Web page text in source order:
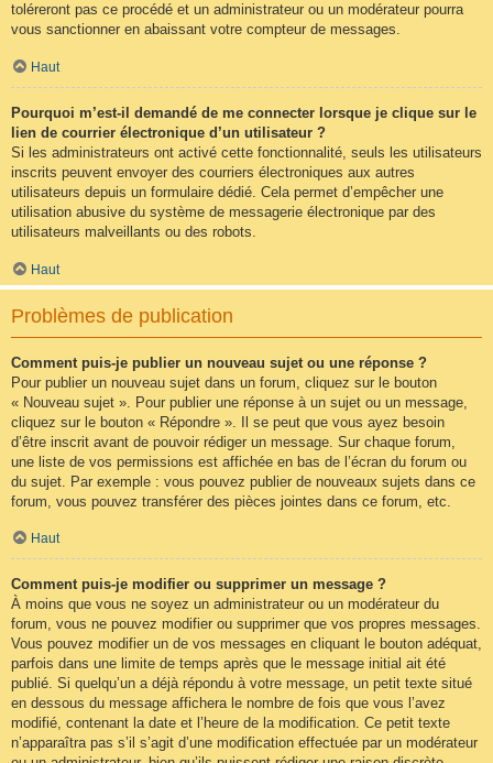
toléreront pas ce procédé et un administrateur ou un modérateur pourra
vous sanctionner en abaissant votre compteur de messages.
Haut
Pourquoi m’est-il demandé de me connecter lorsque je clique sur le
lien de courrier électronique d’un utilisateur ?
Si les administrateurs ont activé cette fonctionnalité, seuls les utilisateurs
inscrits peuvent envoyer des courriers électroniques aux autres
utilisateurs depuis un formulaire dédié. Cela permet d’empêcher une
utilisation abusive du système de messagerie électronique par des
utilisateurs malveillants ou des robots.
Haut
Problèmes de publication
Comment puis-je publier un nouveau sujet ou une réponse ?
Pour publier un nouveau sujet dans un forum, cliquez sur le bouton
« Nouveau sujet ». Pour publier une réponse à un sujet ou un message,
cliquez sur le bouton « Répondre ». Il se peut que vous ayez besoin
d’être inscrit avant de pouvoir rédiger un message. Sur chaque forum,
une liste de vos permissions est affichée en bas de l’écran du forum ou
du sujet. Par exemple : vous pouvez publier de nouveaux sujets dans ce
forum, vous pouvez transférer des pièces jointes dans ce forum, etc.
Haut
Comment puis-je modifier ou supprimer un message ?
À moins que vous ne soyez un administrateur ou un modérateur du
forum, vous ne pouvez modifier ou supprimer que vos propres messages.
Vous pouvez modifier un de vos messages en cliquant le bouton adéquat,
parfois dans une limite de temps après que le message initial ait été
publié. Si quelqu’un a déjà répondu à votre message, un petit texte situé
en dessous du message affichera le nombre de fois que vous l’avez
modifié, contenant la date et l’heure de la modification. Ce petit texte
n’apparaîtra pas s’il s’agit d’une modification effectuée par un modérateur